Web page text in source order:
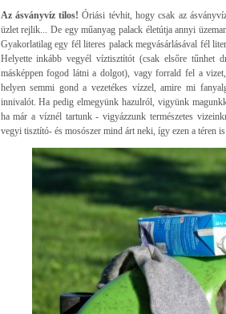
Az ásványvíz tilos! Óriási tévhit, hogy csak az
üzlet rejlik... De egy műanyag palack életútja annyi
Gyakorlatilag egy fél literes palack megvásárlásával fél
Helyette inkább vegyél víztisztítót (csak elsőre tűnhet
másképpen fogod látni a dolgot), vagy forrald fel a
helyen semmi gond a vezetékes vízzel, amire mi
innivalót. Ha pedig elmegyünk hazulról, vigyünk
ha már a víznél tartunk - vigyázzunk természetes
vegyi tisztító- és mosószer mind árt neki, így ezen a téren